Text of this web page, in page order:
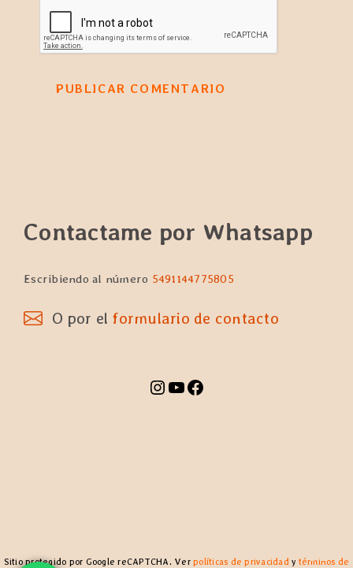
Contactame por Whatsapp
Escribiendo al número 5491144775805
O por el formulario de contacto
Instagram
YouTube
Facebook
Sitio protegido por Google reCAPTCHA. Verpolíticas de privacidad y términos de